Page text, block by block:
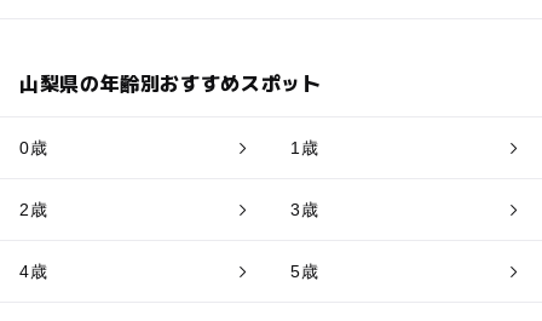
山梨県の年齢別おすすめスポット
0歳 1歳
2歳 3歳
4歳 5歳